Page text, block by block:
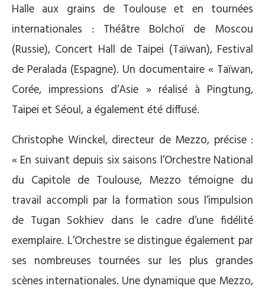
Halle aux grains de Toulouse et en tournées
internationales : Théâtre Bolchoï de Moscou
(Russie), Concert Hall de Taipei (Taïwan), Festival
de Peralada (Espagne). Un documentaire « Taïwan,
Corée, impressions d’Asie » réalisé à Pingtung,
Taipei et Séoul, a également été diffusé.
Christophe Winckel, directeur de Mezzo, précise :
« En suivant depuis six saisons l’Orchestre National
du Capitole de Toulouse, Mezzo témoigne du
travail accompli par la formation sous l’impulsion
de Tugan Sokhiev dans le cadre d’une fidélité
exemplaire. L’Orchestre se distingue également par
ses nombreuses tournées sur les plus grandes
scènes internationales. Une dynamique que Mezzo,